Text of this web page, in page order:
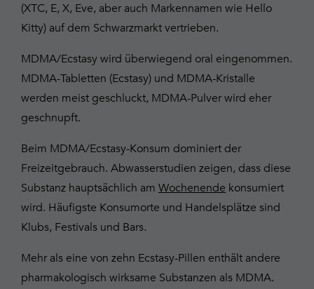
(XTC, E, X, Eve, aber auch Markennamen wie Hello
Kitty) auf dem Schwarzmarkt vertrieben.
MDMA/Ecstasy wird überwiegend oral eingenommen.
MDMA-Tabletten (Ecstasy) und MDMA-Kristalle
werden meist geschluckt, MDMA-Pulver wird eher
geschnupft.
Beim MDMA/Ecstasy-Konsum dominiert der
Freizeitgebrauch. Abwasserstudien zeigen, dass diese
Substanz hauptsächlich am Wochenende konsumiert
wird. Häufigste Konsumorte und Handelsplätze sind
Klubs, Festivals und Bars.
Mehr als eine von zehn Ecstasy-Pillen enthält andere
pharmakologisch wirksame Substanzen als MDMA.